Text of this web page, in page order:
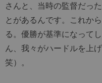
さんと、当時の監督だっ
とがあるんです。これか
る。優勝が基準になって
ん、我々がハードルを上
笑）。